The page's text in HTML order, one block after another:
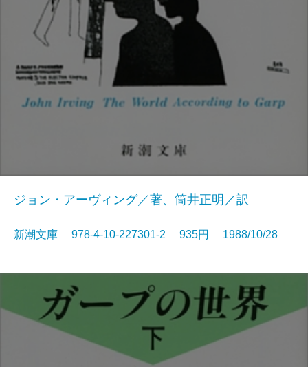
ジョン・アーヴィング／著、筒井正明／訳
新潮文庫 978-4-10-227301-2 935円 1988/10/28